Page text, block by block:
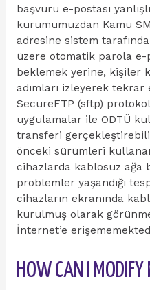
başvuru e-postası
kurumumuzdan Kamu
adresine sistem
üzere otomatik parola e-
beklemek yerine, kişiler
adımları izleyerek
SecureFTP (sftp)
uygulamalar ile ODTÜ
transferi
önceki sürümleri
cihazlarda kablosuz ağa
problemler yaşandığı
cihazların ekranında
kurulmuş olarak
İnternet’e
HOW CAN I MODIFY